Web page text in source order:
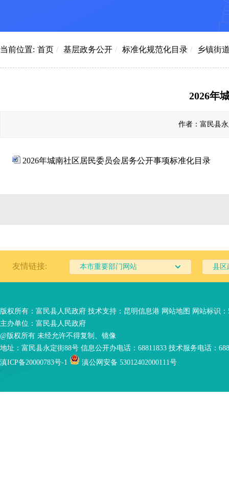
当前位置: 首页 / 基层政务公开 / 标准化规范化目录 / 乡镇街
2026年
作者：富民县
2026年城南社区居民委员会居务公开事项标准化目录
友情链接: 本市重要部门网站 县区
版权所有：富民县人民政府 技术支持： 昆明信息港 网站地图 网站标识：
主办单位：富民县人民政府
@版权所有 未经允许不得复制、镜像
地址：富民县永定街88号 信息公开办电话：68811833 技术服务电话：
滇ICP备20000783号-1
滇公网安备 53012402000111号